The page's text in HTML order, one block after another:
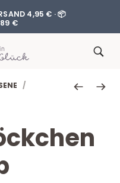
4,95 € · 📦
89 €
/